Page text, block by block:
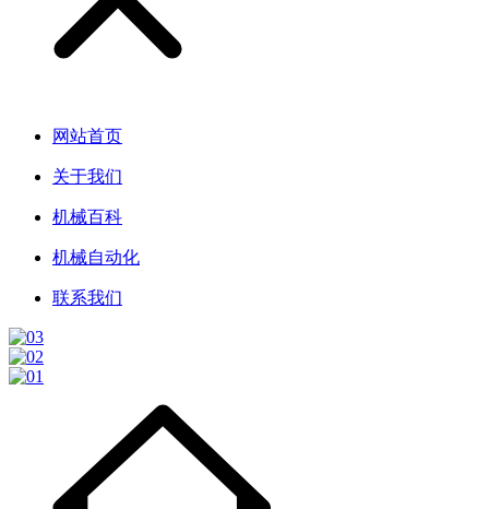
网站首页
关于我们
机械百科
机械自动化
联系我们